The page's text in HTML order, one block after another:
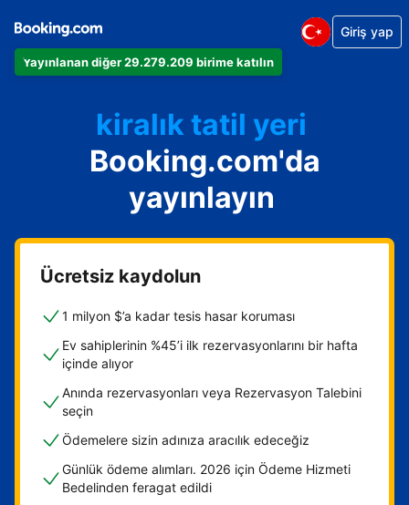
Yayınlanan diğer 29.279.209 birime katılın
Giriş yap
Dairenizi
Otelinizi
kiralık tatil yeri
Konukevinizi
Oda ve kahvaltı tesisinizi
Booking.com'da
yayınlayın
Ücretsiz kaydolun
1 milyon $’a kadar tesis hasar koruması
Ev sahiplerinin %45’i ilk rezervasyonlarını bir hafta
içinde alıyor
Anında rezervasyonları veya Rezervasyon Talebini
seçin
Ödemelere sizin adınıza aracılık edeceğiz
Günlük ödeme alımları. 2026 için Ödeme Hizmeti
Bedelinden feragat edildi